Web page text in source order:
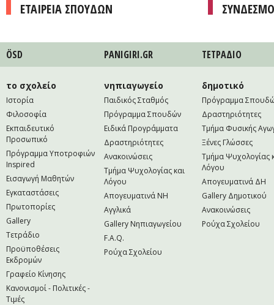
ΕΤΑΙΡΕΙΑ ΣΠΟΥΔΩΝ
ÖSD PANIGIRI.GR ΤΕΤΡAΔΙΟ
το σχολείο
Ιστορία
Φιλοσοφία
Εκπαιδευτικό
Προσωπικό
Πρόγραμμα Υποτροφιών
Inspired
Εισαγωγή Μαθητών
Εγκαταστάσεις
Πρωτοπορίες
Gallery
Τετράδιο
Προϋποθέσεις
Εκδρομών
Γραφείο Κίνησης
Κανονισμοί - Πολιτικές -
Τιμές
νηπιαγωγείο
Παιδικός Σταθμός
Πρόγραμμα Σπουδών
Ειδικά Προγράμματα
Δραστηριότητες
Ανακοινώσεις
Τμήμα Ψυχολογίας και
Λόγου
Απογευματινά NH
Αγγλικά
Gallery Νηπιαγωγείου
F.A.Q.
Ρούχα Σχολείου
δημοτικό
Πρόγραμμα
Δραστηριότητες
Τμήμα Φυσικής
Ξένες Γλώσσες
Τμήμα Ψυχολογίας
Λόγου
Απογευματινά ΔΗ
Gallery Δημοτικού
Ανακοινώσεις
Ρούχα Σχολείου